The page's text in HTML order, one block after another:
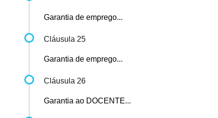
Garantia de emprego...
Cláusula 25
Garantia de emprego...
Cláusula 26
Garantia ao DOCENTE...